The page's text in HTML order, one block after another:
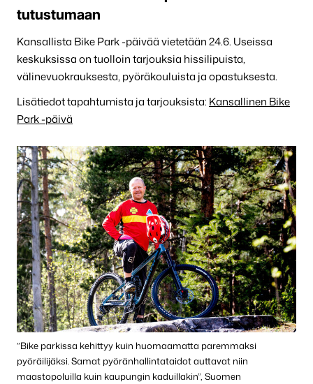
tutustumaan
Kansallista Bike Park -päivää vietetään 24.6. Useissa
keskuksissa on tuolloin tarjouksia hissilipuista,
välinevuokrauksesta, pyöräkouluista ja opastuksesta.
Lisätiedot tapahtumista ja tarjouksista: Kansallinen Bike
Park-päivä
”Bike parkissa kehittyy kuin huomaamatta paremmaksi
pyöräilijäksi. Samat pyöränhallintataidot auttavat niin
maastopoluilla kuin kaupungin kaduillakin”, Suomen